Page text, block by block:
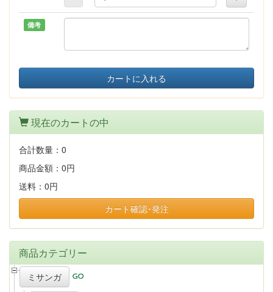
備考
カートに入れる
現在のカートの中
合計数量： 0
商品金額： 0円
送料： 0円
カート確認･発注
商品カテゴリー
ミサンガ